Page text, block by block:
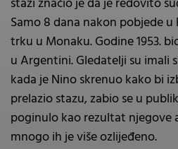
Samo 8 dana nakon pobjede u
trku u Monaku. Godine 1953.
u Argentini. Gledatelji su imali
kada je Nino skrenuo kako bi
prelazio stazu, zabio se u
poginulo kao rezultat njegove
mnogo ih je više ozlijeđeno.